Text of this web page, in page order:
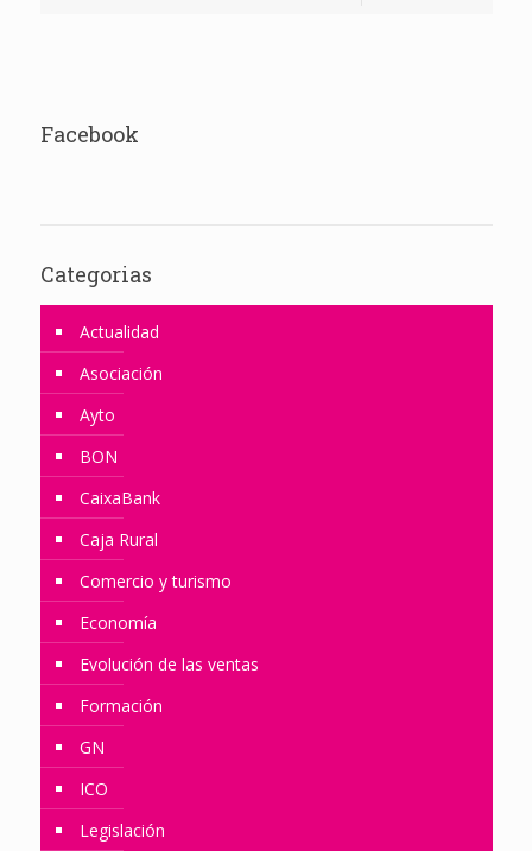
Facebook
Categorias
Actualidad
Asociación
Ayto
BON
CaixaBank
Caja Rural
Comercio y turismo
Economía
Evolución de las ventas
Formación
GN
ICO
Legislación